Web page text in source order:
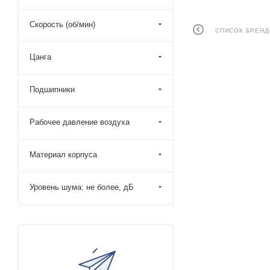
СПИСОК
Скорость (об/мин)
Цанга
Подшипники
Рабочее давление воздуха
Материал корпуса
Уровень шума: не более, дБ